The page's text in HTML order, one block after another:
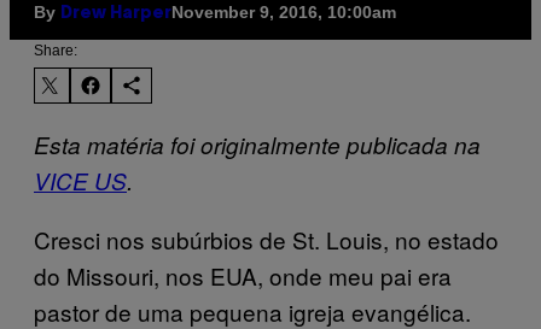
By Drew HarperNovember 9, 2016, 10:00am
Share:
Esta matéria foi originalmente publicada na
VICE US.
Cresci nos subúrbios de St. Louis, no estado
do Missouri, nos EUA, onde meu pai era
pastor de uma pequena igreja evangélica.